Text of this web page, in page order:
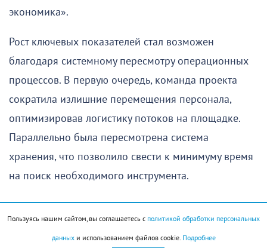
экономика».
Рост ключевых показателей стал возможен
благодаря системному пересмотру операционных
процессов. В первую очередь, команда проекта
сократила излишние перемещения персонала,
оптимизировав логистику потоков на площадке.
Параллельно была пересмотрена система
хранения, что позволило свести к минимуму время
на поиск необходимого инструмента.
Кроме того, ускорение процедур выдачи товарно-
материальных ценностей со склада и внедрение
Пользуясь нашим сайтом, вы соглашаетесь с политикой обработки персональных
данныхи использованием файлов cookie. Подробнее